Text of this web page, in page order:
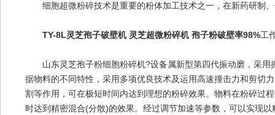
细胞超微粉碎技术是重要的粉体加工技术之一，在新药研制
TY-8L灵芝孢子破壁机 灵芝超微粉碎机 孢子粉破壁率98%工
山东灵芝孢子粉细胞粉碎机?设备属新型第四代振动磨，采用
据物料的不同特性，采用多项优良技术及运用高速撞击力和剪切
割等作用，可在极短时间内达到理想的粉碎效果。物料在粉碎过
时达到精密混合(分散)的效果。经过调节加速等参数，可以实现